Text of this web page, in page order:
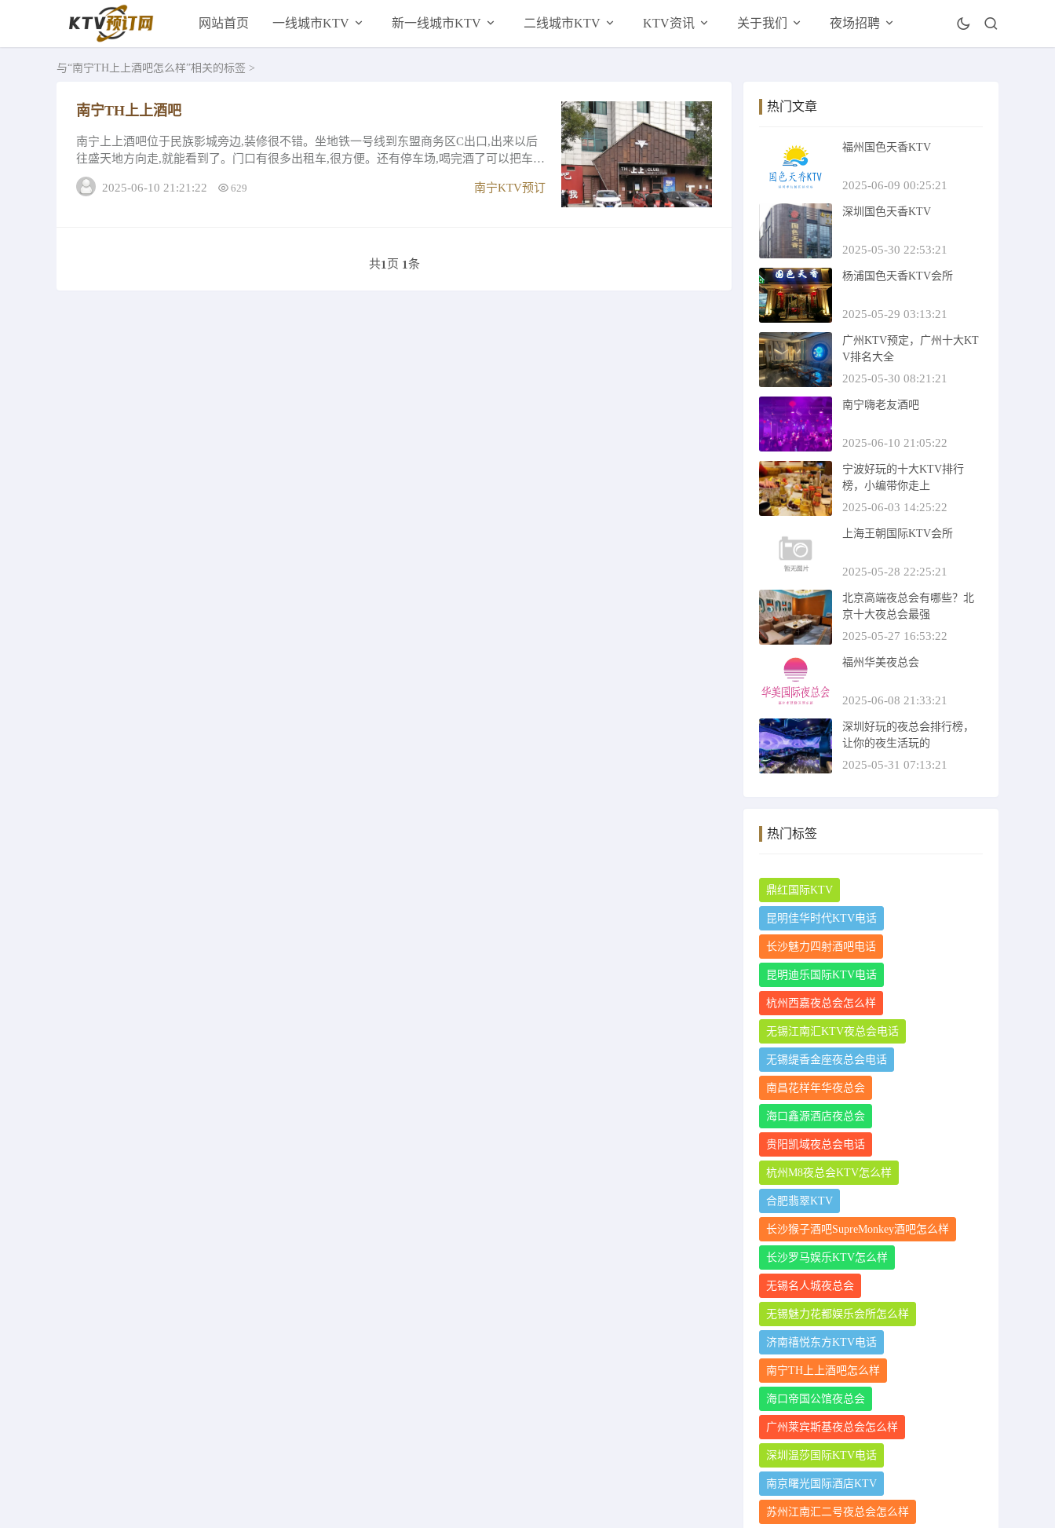
网站首页 一线城市KTV 新一线城市KTV 二线城市KTV KTV资讯 关于我们 夜场招聘
与“南宁TH上上酒吧怎么样”相关的标签 >
南宁TH上上酒吧
南宁上上酒吧位于民族影城旁边,装修很不错。坐地铁一号线到东盟商务区C出口,出来以后
往盛天地方向走,就能看到了。门口有很多出租车,很方便。还有停车场,喝完酒了可以把车停
在地下停车场里过夜。酒水不便宜，但...
2025-06-10 21:21:22
629 南宁KTV预订
共1 页 1条
热门文章
福州国色天香KTV
2025-06-09 00:25:21
深圳国色天香KTV
2025-05-30 22:53:21
杨浦国色天香KTV会所
2025-05-29 03:13:21
广州KTV预定，广州十大KT
V排名大全
2025-05-30 08:21:21
南宁嗨老友酒吧
2025-06-10 21:05:22
宁波好玩的十大KTV排行
榜，小编带你走上
2025-06-03 14:25:22
上海王朝国际KTV会所
2025-05-28 22:25:21
北京高端夜总会有哪些？北
京十大夜总会最强
2025-05-27 16:53:22
福州华美夜总会
2025-06-08 21:33:21
深圳好玩的夜总会排行榜，
让你的夜生活玩的
2025-05-31 07:13:21
热门标签
鼎红国际KTV
昆明佳华时代KTV电话
长沙魅力四射酒吧电话
昆明迪乐国际KTV电话
杭州西嘉夜总会怎么样
无锡江南汇KTV夜总会电话
无锡缇香金座夜总会电话
南昌花样年华夜总会
海口鑫源酒店夜总会
贵阳凯域夜总会电话
杭州M8夜总会KTV怎么样
合肥翡翠KTV
长沙猴子酒吧SupreMonkey酒吧怎么样
长沙罗马娱乐KTV怎么样
无锡名人城夜总会
无锡魅力花都娱乐会所怎么样
济南禧悦东方KTV电话
南宁TH上上酒吧怎么样
海口帝国公馆夜总会
广州莱宾斯基夜总会怎么样
深圳温莎国际KTV电话
南京曙光国际酒店KTV
苏州江南汇二号夜总会怎么样